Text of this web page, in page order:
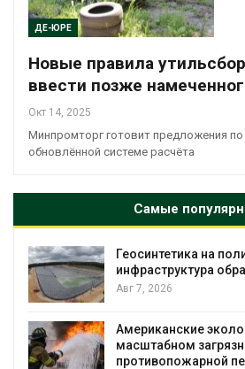
ДЕ-ЮРЕ
Новые правила
ввести позже
Окт 14, 2025
Минпромторг готовит предложения
обновлённой системе расчёта
Самые
Геосинтетика на
инфраструктура
Авг 7, 2026
Американские
масштабном
противопожарной